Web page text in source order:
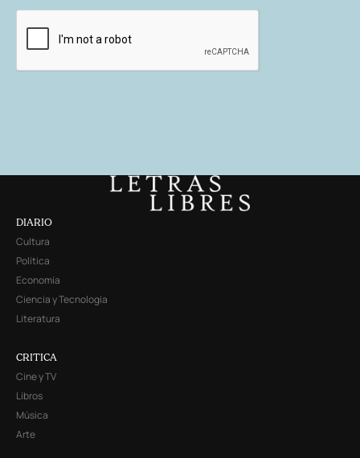
DIARIO
Cultura
Política
Economía
Ciencia y Tecnología
Literatura
CRITICA
Cine y TV
Libros
Música
Arte